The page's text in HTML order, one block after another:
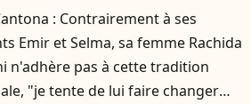
: Contrairement à ses
Emir et Selma, sa femme Rachida
n'adhère pas à cette tradition
"je tente de lui faire changer